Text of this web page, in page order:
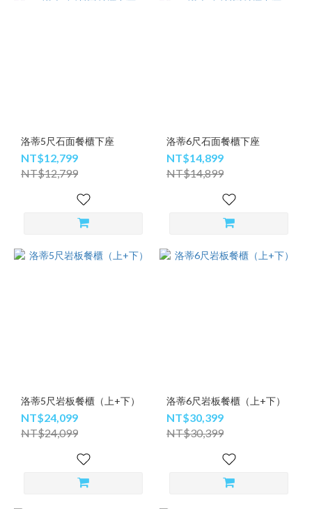
洛蒂5尺石面餐櫃下座
NT$12,799
NT$12,799
洛蒂6尺石面餐櫃下座
NT$14,899
NT$14,899
洛蒂5尺岩板餐櫃（上+下）
NT$24,099
NT$24,099
洛蒂6尺岩板餐櫃（上+下）
NT$30,399
NT$30,399